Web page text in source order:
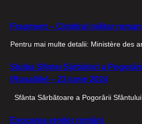
Fragment – Cimitirul militar
Pentru mai multe detalii: Ministère des
Slujba Sfintei Sărbători a
(Rusaliile) – 23 iunie 2024
Sfânta Sărbătoare a Pogorârii
Evocarea eroilor români